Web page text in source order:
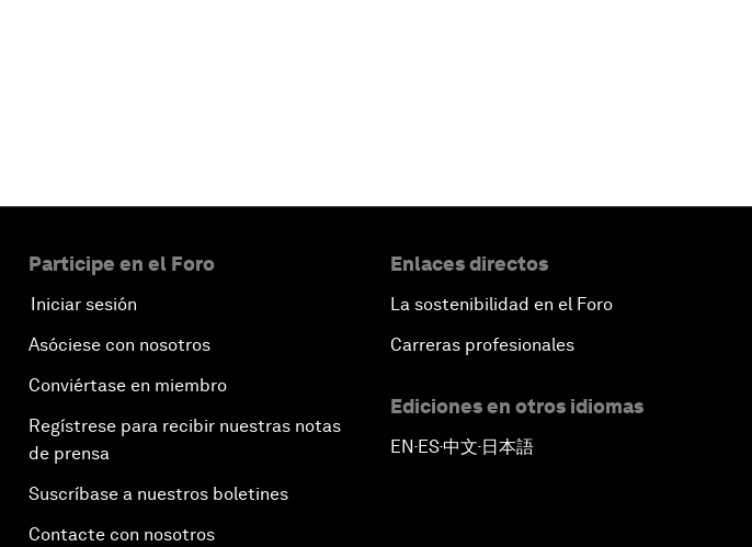
Participe en el Foro
Iniciar sesión
Asóciese con nosotros
Conviértase en miembro
Regístrese para recibir nuestras notas
de prensa
Suscríbase a nuestros boletines
Contacte con nosotros
Enlaces directos
La sostenibilidad en el Foro
Carreras profesionales
Ediciones en otros idiomas
EN▪ES▪中文▪ 日本語